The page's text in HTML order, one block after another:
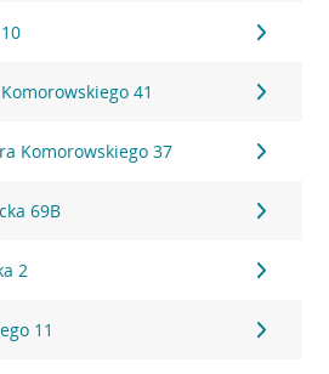
41
Komorowskiego 37
69B
2
11